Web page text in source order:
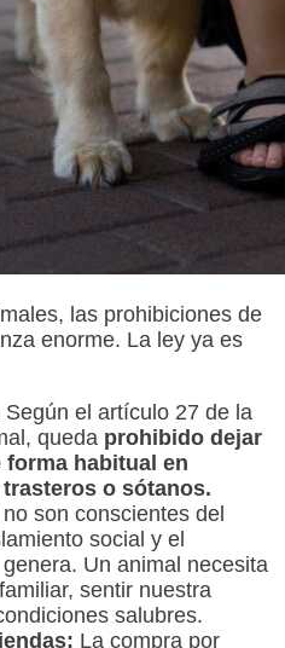
las prohibiciones de
enorme. La ley ya es
Según el artículo 27 de la
queda prohibido dejar
habitual en
o sótanos.
son conscientes del
social y el
Un animal necesita
sentir nuestra
salubres.
La compra por